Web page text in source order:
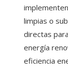
limpias o
directas
energía
eficiencia